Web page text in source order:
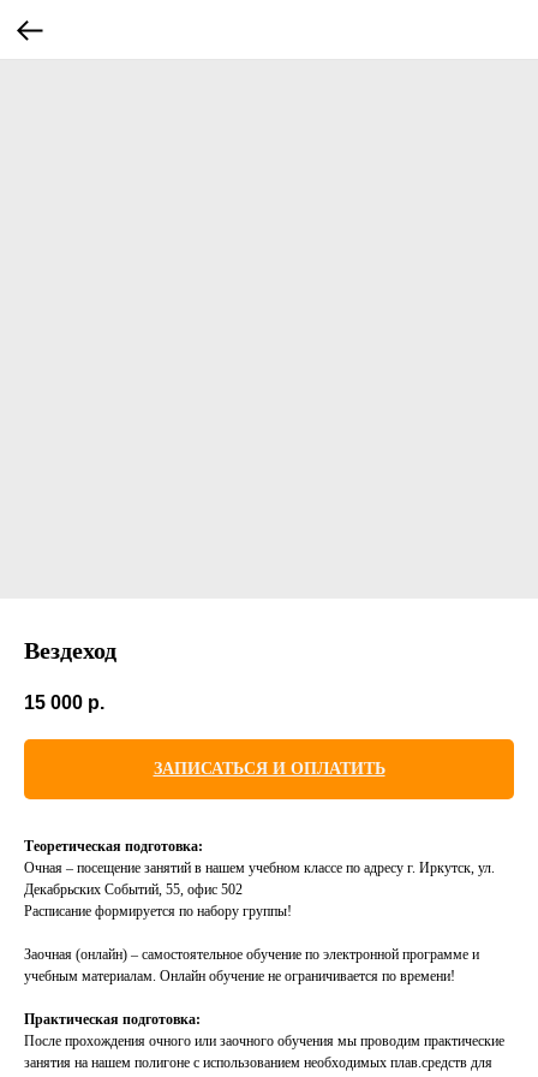
Вездеход
15 000 р.
ЗАПИСАТЬСЯ И ОПЛАТИТЬ
Теоретическая подготовка:
Очная – посещение занятий в нашем учебном классе по адресу г. Иркутск, ул.
Декабрьских Событий, 55, офис 502
Расписание формируется по набору группы!
Заочная (онлайн) – самостоятельное обучение по электронной программе и
учебным материалам. Онлайн обучение не ограничивается по времени!
Практическая подготовка:​
После прохождения очного или заочного обучения мы проводим практические
занятия на нашем полигоне с использованием необходимых плав.средств для